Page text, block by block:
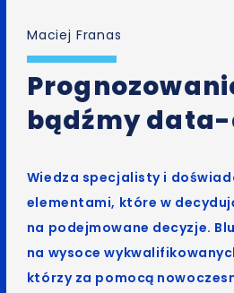
Maciej Franas
bądźmy
Wiedza specjalisty i
elementami, które w
na podejmowane decyzje.
na wysoce
którzy za pomocą